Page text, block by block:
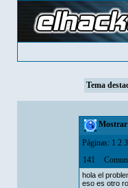
Tema
Mostrar
Páginas: 1 2 3
141
hola el
eso es otro